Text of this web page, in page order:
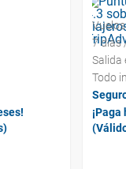
7 días
Salida
Todo